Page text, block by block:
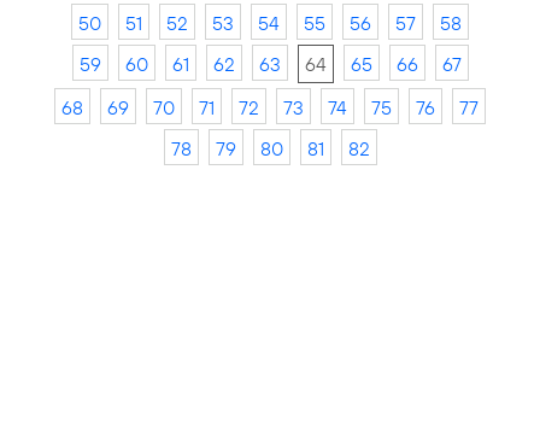
50
51 52 53 54 55 56 57
58
59
60 61 62 63 64 65 66
67
68
69 70 71 72 73 74 75 76
77
78
79 80 81 82